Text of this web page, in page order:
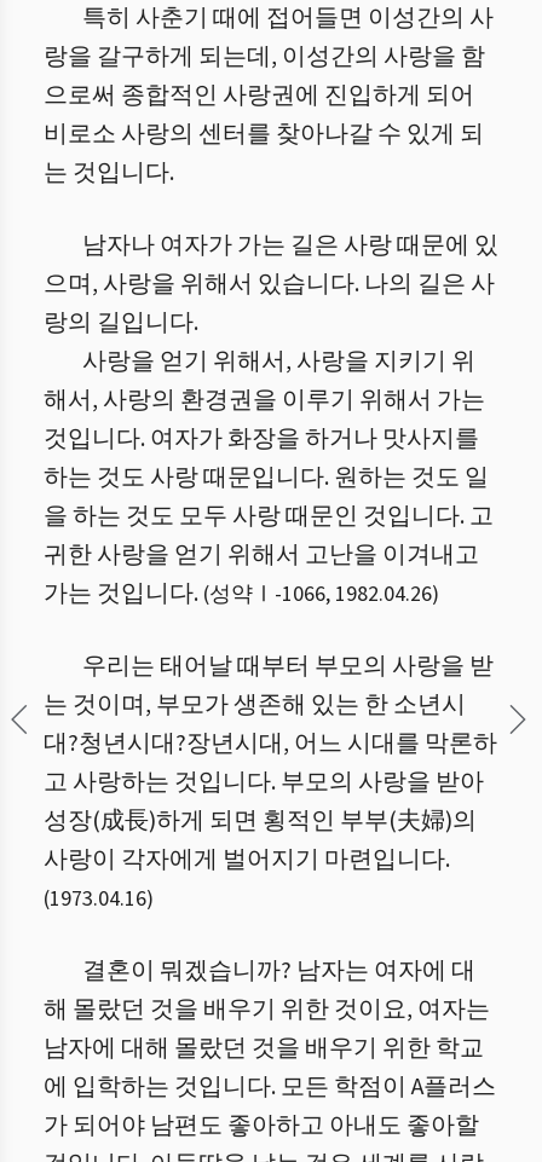
특히 사춘기 때에 접어들면 이성간의 사
랑을 갈구하게 되는데, 이성간의 사랑을 함
으로써 종합적인 사랑권에 진입하게 되어
비로소 사랑의 센터를 찾아나갈 수 있게 되
는 것입니다.
남자나 여자가 가는 길은 사랑 때문에 있
으며, 사랑을 위해서 있습니다. 나의 길은 사
랑의 길입니다.
사랑을 얻기 위해서, 사랑을 지키기 위
해서, 사랑의 환경권을 이루기 위해서 가는
것입니다. 여자가 화장을 하거나 맛사지를
하는 것도 사랑 때문입니다. 원하는 것도 일
을 하는 것도 모두 사랑 때문인 것입니다. 고
귀한 사랑을 얻기 위해서 고난을 이겨내고
가는 것입니다. (성약Ⅰ -1066, 1982.04.26)
우리는 태어날 때부터 부모의 사랑을 받
는 것이며, 부모가 생존해 있는 한 소년시
대?청년시대?장년시대, 어느 시대를 막론하
고 사랑하는 것입니다. 부모의 사랑을 받아
성장(成長)하게 되면 횡적인 부부(夫婦)의
사랑이 각자에게 벌어지기 마련입니다.
(1973.04.16)
결혼이 뭐겠습니까? 남자는 여자에 대
해 몰랐던 것을 배우기 위한 것이요, 여자는
남자에 대해 몰랐던 것을 배우기 위한 학교
에 입학하는 것입니다. 모든 학점이 A플러스
가 되어야 남편도 좋아하고 아내도 좋아할